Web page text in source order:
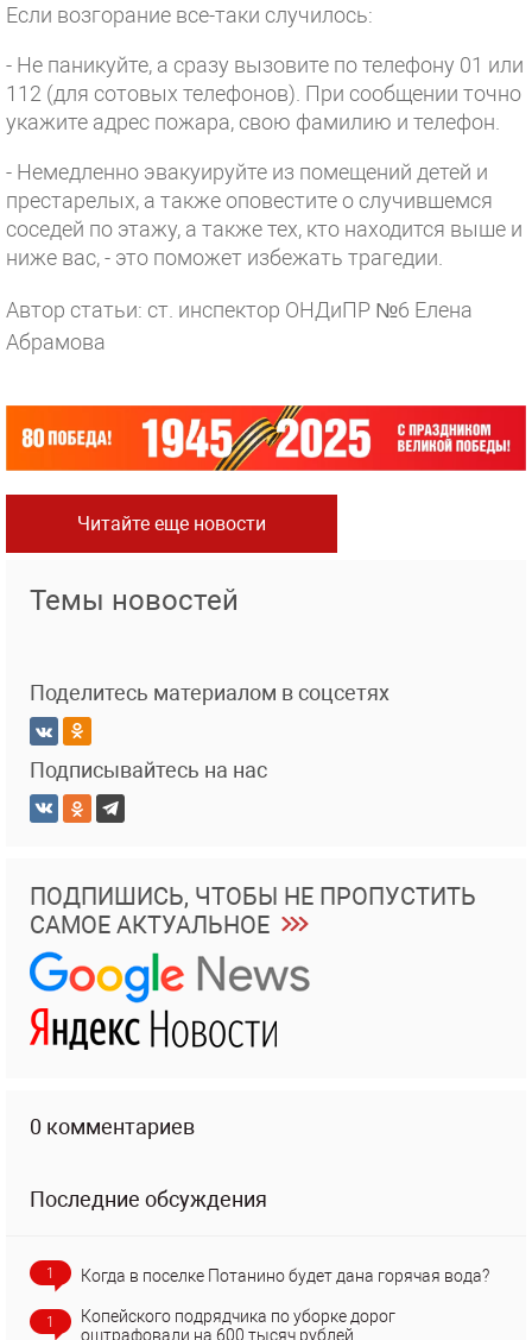
Если возгорание все-таки случилось:
- Не паникуйте, а сразу вызовите по телефону 01 или
112 (для сотовых телефонов). При сообщении точно
укажите адрес пожара, свою фамилию и телефон.
- Немедленно эвакуируйте из помещений детей и
престарелых, а также оповестите о случившемся
соседей по этажу, а также тех, кто находится выше и
ниже вас, - это поможет избежать трагедии.
Автор статьи: ст. инспектор ОНДиПР №6 Елена
Абрамова
Читайте еще новости
Темы новостей
Поделитесь материалом в соцсетях
Подписывайтесь на нас
ПОДПИШИСЬ, ЧТОБЫ НЕ ПРОПУСТИТЬ
САМОЕ АКТУАЛЬНОЕ
0 комментариев
Последние обсуждения
1 Когда в поселке Потанино будет дана горячая вода?
1
Копейского подрядчика по уборке дорог
оштрафовали на 600 тысяч рублей